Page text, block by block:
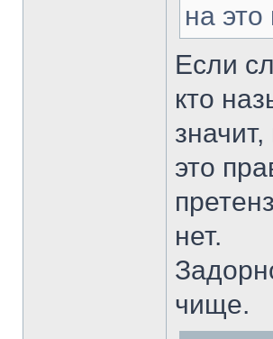
на это
Если
кто
это
нет.
чище.